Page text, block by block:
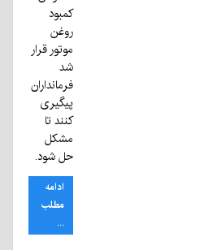
کمبود
روغن
موتور قرار
شد
فرمانداران
پیگیری
کنند تا
مشکل
حل شود.
ادامه
مطلب
...